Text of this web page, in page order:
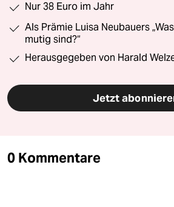
Nur 38 Euro im Jahr
Als Prämie Luisa Neubauers
mutig sind?“
Herausgegeben von Harald
Jetzt
0 Kommentare